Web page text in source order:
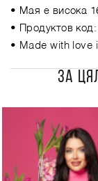
• Мая е висока
• Продуктов
• Made with love
ЗА